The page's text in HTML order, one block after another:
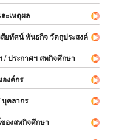
เหตุผล
ทัศน์ พันธกิจ วัตถุประสงค์
ประกาศฯ สหกิจศึกษา
งค์กร
คลากร
งสหกิจศึกษา